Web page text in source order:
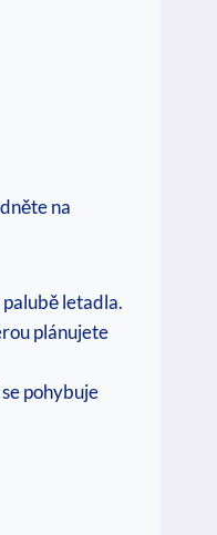
na
letadla.
plánujete
pohybuje